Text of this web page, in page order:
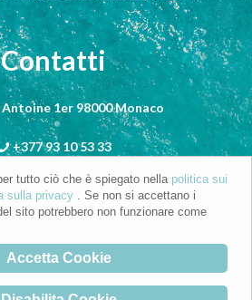
Contatti
Antoine 1er 98000 Monaco
+377 93 10 53 33
info@riva-mbs.com
tutto ciò che è spiegato nella politica sui
sulla privacy . Se non si accettano i
sito potrebbero non funzionare come
Accetta Cookie